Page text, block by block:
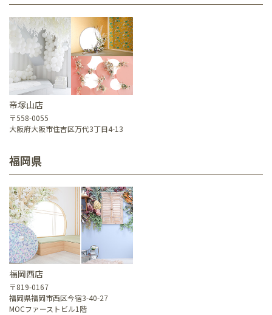
帝塚山店
〒558-0055
大阪府大阪市住吉区万代3丁目4-13
福岡県
福岡西店
〒819-0167
福岡県福岡市西区今宿3-40-27
MOCファーストビル1階